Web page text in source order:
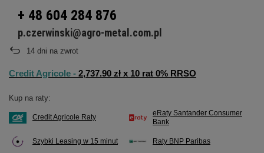
+ 48 604 284 876
p.czerwinski@agro-metal.com.pl
14 dni na zwrot
Credit Agricole - 2,737.90 zł x 10 rat 0% RRSO
Kup na raty:
Credit Agricole Raty
eRaty Santander Consumer
Bank
Szybki Leasing w 15 minut Raty BNP Paribas